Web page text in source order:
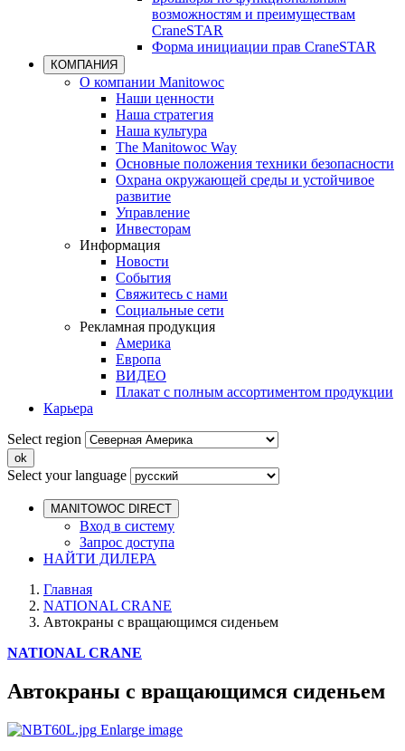
возможностям и преимуществам
CraneSTAR
Форма инициации прав CraneSTAR
КОМПАНИЯ
О компании Manitowoc
Наши ценности
Наша стратегия
Наша культура
The Manitowoc Way
Основные положения техники безопасности
Охрана окружающей среды и устойчивое
развитие
Управление
Инвесторам
Информация
Новости
События
Свяжитесь с нами
Социальные сети
Рекламная продукция
Америка
Европа
ВИДЕО
Плакат с полным ассортиментом продукции
Карьера
Select region
Select your language
MANITOWOC DIRECT
Вход в систему
Запрос доступа
НАЙТИ ДИЛЕРА
Главная
NATIONAL CRANE
Автокраны с вращающимся сиденьем
NATIONAL CRANE
Автокраны с вращающимся сиденьем
Enlarge image